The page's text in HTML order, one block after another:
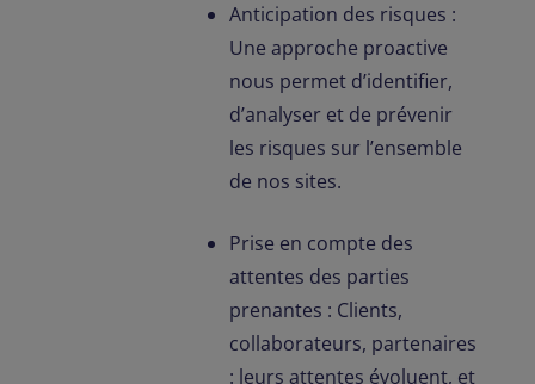
Anticipation des risques :
Une approche proactive
nous permet d’identifier,
d’analyser et de prévenir
les risques sur l’ensemble
de nos sites.
Prise en compte des
attentes des parties
prenantes : Clients,
collaborateurs, partenaires
: leurs attentes évoluent, et